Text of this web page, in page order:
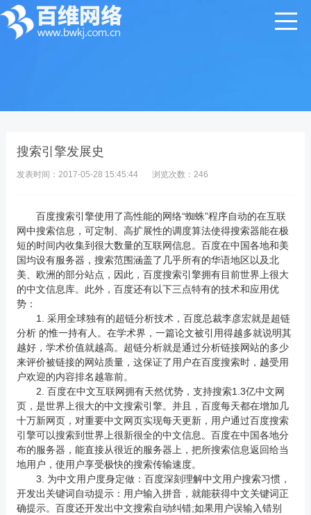
搜索引擎发展史
发表时间：2017-05-28 15:45:44 浏览次数： 246
百度搜索引擎使用了高性能的网络“蜘蛛”程序自动的在互联
网中搜索信息，可定制、高扩展性的调度算法使得搜索器能在极
短的时间内收集到很大数量的互联网信息。百度在中国各地和美
国均设有服务器，搜索范围涵盖了几乎所有的华语地区以及北
美、欧洲的部分站点，因此，百度搜索引擎拥有目前世界上很大
的中文信息库。此外，百度还有以下三点特有的技术和应用优
势：
1. 采用全球独有的超链分析技术，百度总裁李彦宏就是超链
分析 的惟一持有人。在学术界，一篇论文被引用得越多就说明其
越好，学术价值就越高。超链分析就是通过分析链接网站的多少
来评价被链接的网站质量，这保证了用户在百度搜索时，越受用
户欢迎的内容排名越靠前。
2. 百度在中文互联网拥有天然优势，支持搜索1.3亿中文网
页，是世界上很大的中文搜索引擎。并且，百度每天都在增加几
十万新网页，对重要中文网页实现每天更新，用户通过百度搜索
引擎可以搜索到世界上很新很全的中文信息。百度在中国各地分
布的服务器，能直接从很近的服务器上，把所搜索信息返回给当
地用户，使用户享受极快的搜索传输速度。
3. 为中文用户度身定做：百度深刻理解中文用户搜索习惯，
开发出关键词自动提示：用户输入拼音，就能获得中文关键词正
确提示。百度还开发出中文搜索自动纠错;如果用户误输入错别